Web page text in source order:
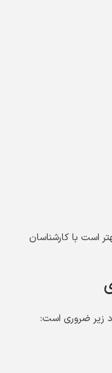
است با کارشناسان
زیر ضروری است: